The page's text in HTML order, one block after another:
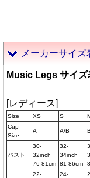
メーカーサイズ
Music Legs サイズ
[レディース]
Size XS S
Cup
Size
A A/B
バスト
30-
32inch
76-81cm
32-
34inch
81-86cm
22-
24-